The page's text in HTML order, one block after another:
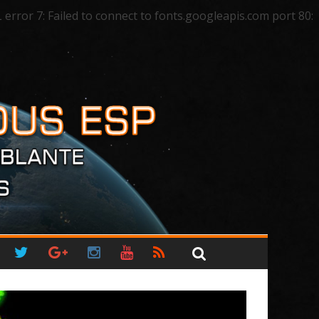
7: Failed to connect to fonts.googleapis.com port 80: